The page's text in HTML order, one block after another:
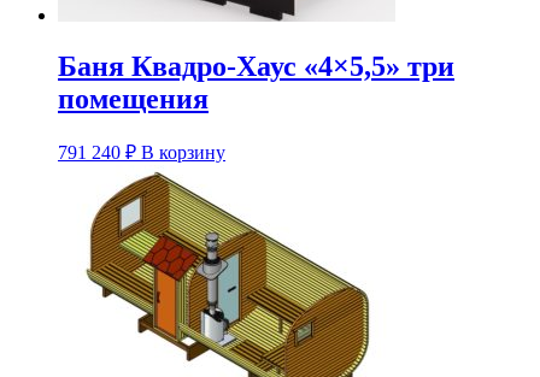
Баня Квадро-Хаус «4×5,5» три
помещения
791 240 ₽ В корзинуЭтот
несколько
вариаций.
Опции
можно
выбрать
на
странице
товара.